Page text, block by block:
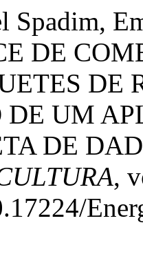
Spadim,
DE
DE
DE UM
DE
,